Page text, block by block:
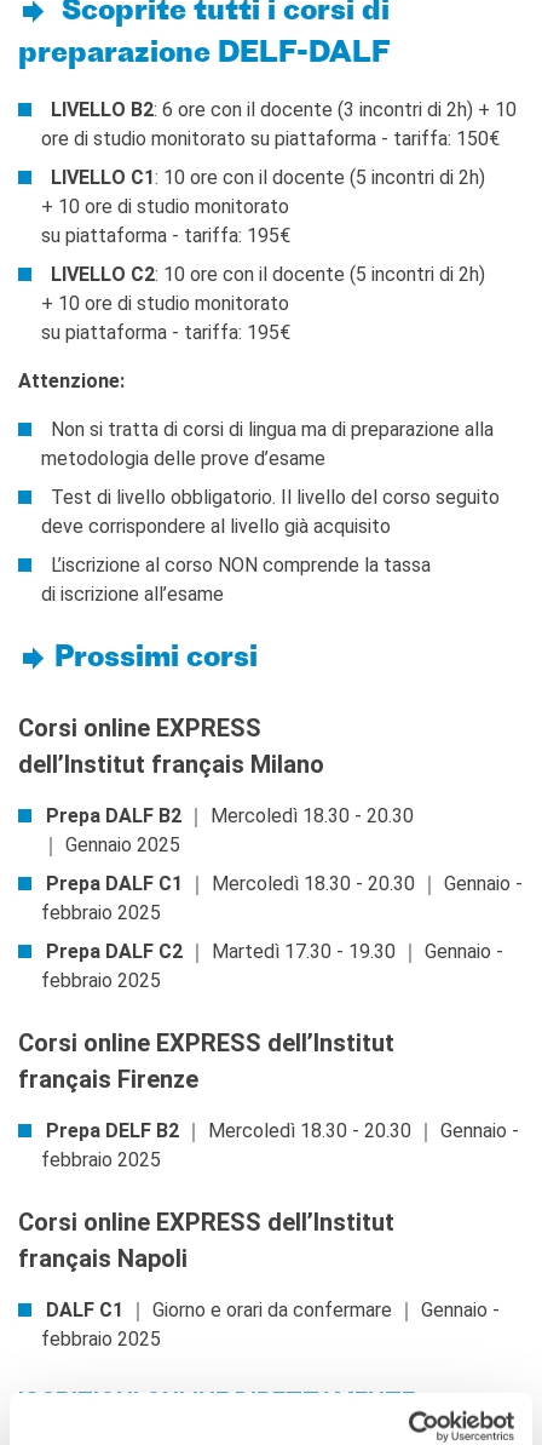
Scoprite tutti i corsi di
preparazione DELF-DALF
LIVELLO B2: 6 ore con il docente (3 incontri di 2h) + 10
ore di studio monitorato su piattaforma - tariffa: 150€
LIVELLO C1: 10 ore con il docente (5 incontri di 2h)
+ 10 ore di studio monitorato
su piattaforma - tariffa: 195€
LIVELLO C2: 10 ore con il docente (5 incontri di 2h)
+ 10 ore di studio monitorato
su piattaforma - tariffa: 195€
Attenzione:
Non si tratta di corsi di lingua ma di preparazione alla
metodologia delle prove d’esame
Test di livello obbligatorio. Il livello del corso seguito
deve corrispondere al livello già acquisito
L’iscrizione al corso NON comprende la tassa
di iscrizione all’esame
Prossimi corsi
Corsi online EXPRESS
dell’Institut français Milano
Prepa DALF B2 ｜ Mercoledì 18.30 - 20.30
｜ Gennaio 2025
Prepa DALF C1
｜ Mercoledì 18.30 - 20.30 ｜ Gennaio -
febbraio 2025
Prepa DALF C2 ｜ Martedì 17.30 - 19.30 ｜ Gennaio -
febbraio 2025
Corsi online EXPRESS dell’Institut
français Firenze
Prepa DELF B2 ｜ Mercoledì 18.30 - 20.30 ｜ Gennaio -
febbraio 2025
Corsi online EXPRESS dell’Institut
français Napoli
DALF C1
｜ Giorno e orari da confermare ｜ Gennaio -
febbraio 2025
ISCRIZIONI ONLINE DIRETTAMENTE